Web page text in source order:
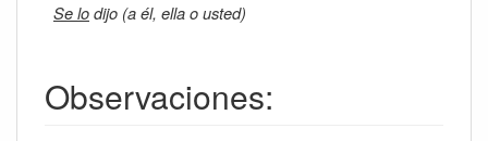
Se lodijo (a él, ella o usted)
Observaciones: